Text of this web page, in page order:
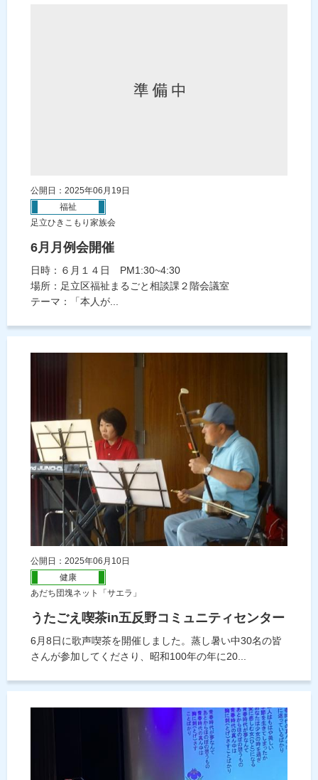
公開日：2025年06月19日
福祉
足立ひきこもり家族会
6月月例会開催
日時：６月１４日 PM1:30~4:30
場所：足立区福祉まるごと相談課２階会議室
テーマ：「本人が...
公開日：2025年06月10日
健康
あだち団塊ネット「サエラ」
うたごえ喫茶in五反野コミュニティセンター
6月8日に歌声喫茶を開催しました。蒸し暑い中30名の皆
さんが参加してくださり、昭和100年の年に20...